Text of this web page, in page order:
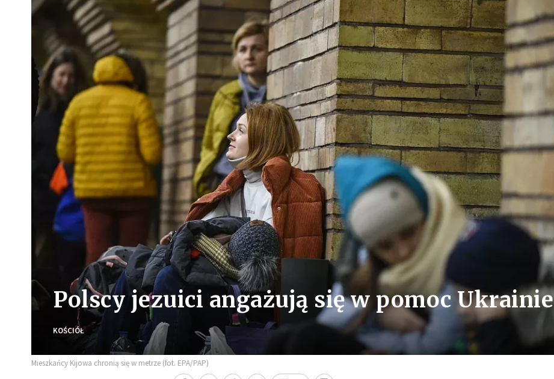
Polscy jezuici angażują się w pomoc Ukrainie
KOŚCIÓŁ
Mieszkańcy Kijowa chronią się w metrze (fot. EPA/PAP)